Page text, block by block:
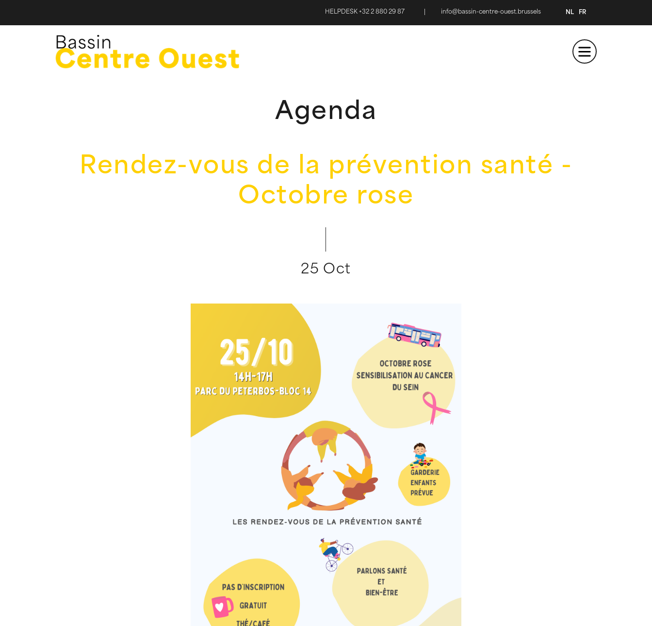
HELPDESK +32 2 880 29 87 info@bassin-centre-ouest.brussels NL FR
Agenda
Rendez-vous de la prévention santé -
Octobre rose
25 Oct